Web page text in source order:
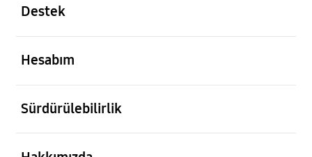
Destek
Hesabım
Sürdürülebilirlik